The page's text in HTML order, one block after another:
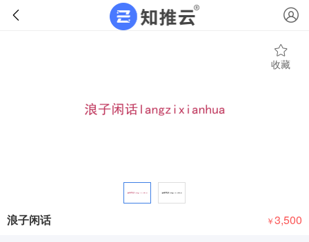
收藏
浪子闲话 ￥3,500